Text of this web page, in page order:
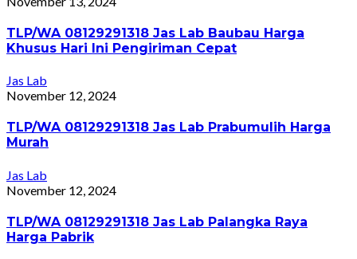
TLP/WA 08129291318 Jas Lab Baubau Harga
Khusus Hari Ini Pengiriman Cepat
Jas Lab
November 12, 2024
TLP/WA 08129291318 Jas Lab Prabumulih Harga
Murah
Jas Lab
November 12, 2024
TLP/WA 08129291318 Jas Lab Palangka Raya
Harga Pabrik